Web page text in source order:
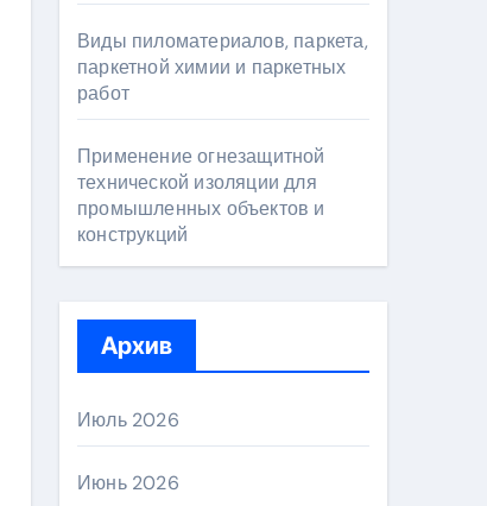
Виды пиломатериалов, паркета,
паркетной химии и паркетных
работ
Применение огнезащитной
технической изоляции для
промышленных объектов и
конструкций
Архив
Июль 2026
Июнь 2026